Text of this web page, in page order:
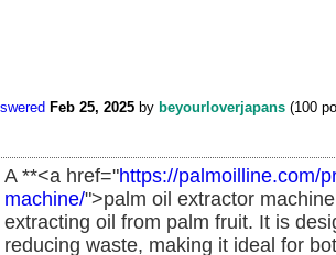
Feb 25, 2025 by beyourloverjapans (100
A **<a href="https://palmoilline.com/
machine/">palm oil extractor
extracting oil from palm fruit. It is
reducing waste, making it ideal for